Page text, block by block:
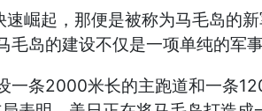
速崛起，那便是被称为马毛岛的
岛的建设不仅是一项单纯的军
条2000米长的主跑道和一条